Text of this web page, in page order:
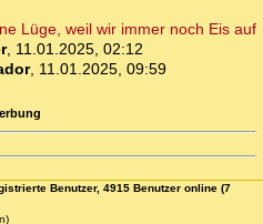
Lüge, weil wir immer noch Eis auf
, 11.01.2025, 02:12
, 11.01.2025, 09:59
Benutzer, 4915 Benutzer online (7